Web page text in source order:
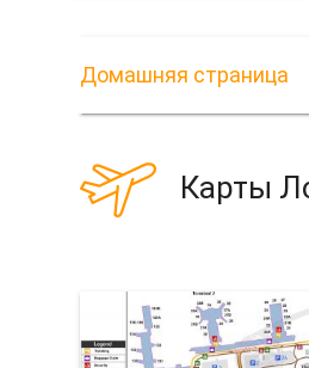
Домашняя страница
Карты